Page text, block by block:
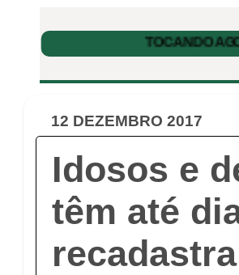
12 DEZEMBRO 2017
Idosos e
têm até